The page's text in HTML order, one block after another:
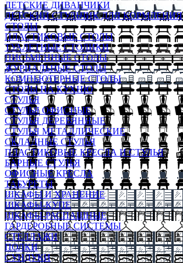
ДЕТСКИЕ ДИВАНЧИКИ
ДЕТСКИЙ СТУЛЬЧИК ДЛЯ КОРМЛЕНИЯ
СТОЛЫ
ПЛАСТИКОВЫЕ СТОЛЫ
ТУАЛЕТНЫЕ СТОЛИКИ
ПИСЬМЕННЫЕ СТОЛЫ
ЖУРНАЛЬНЫЕ СТОЛЫ
КОМПЬЮТЕРНЫЕ СТОЛЫ
СТОЛЫ НА КУХНЮ
СТУЛЬЯ
СТУЛЬЯ ОФИСНЫЕ
СТУЛЬЯ ДЕРЕВЯННЫЕ
СТУЛЬЯ МЕТАЛЛИЧЕСКИЕ
СКЛАДНЫЕ СТУЛЬЯ
ПЛАСТИКОВЫЕ КРЕСЛА И СТУЛЬЯ
БАРНЫЕ СТУЛЬЯ
ОФИСНЫЕ КРЕСЛА
ТАБУРЕТЫ
ШКАФЫ И ХРАНЕНИЕ
ШКАФЫ-КУПЕ
ШКАФЫ-РАСПАШНЫЕ
ГАРДЕРОБНЫЕ СИСТЕМЫ
СТЕЛЛАЖИ
ПОЛКИ
СУНДУКИ